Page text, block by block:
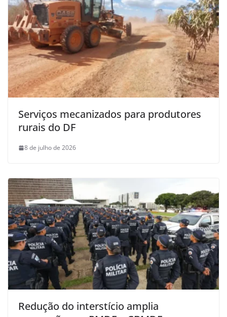
Serviços mecanizados para produtores
rurais do DF
8 de julho de 2026
Redução do interstício amplia